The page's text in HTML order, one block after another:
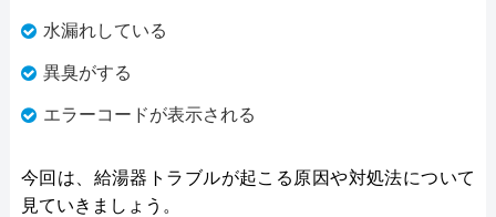
水漏れしている
異臭がする
エラーコードが表示される
今回は、給湯器トラブルが起こる原因や対処法について
見ていきましょう。